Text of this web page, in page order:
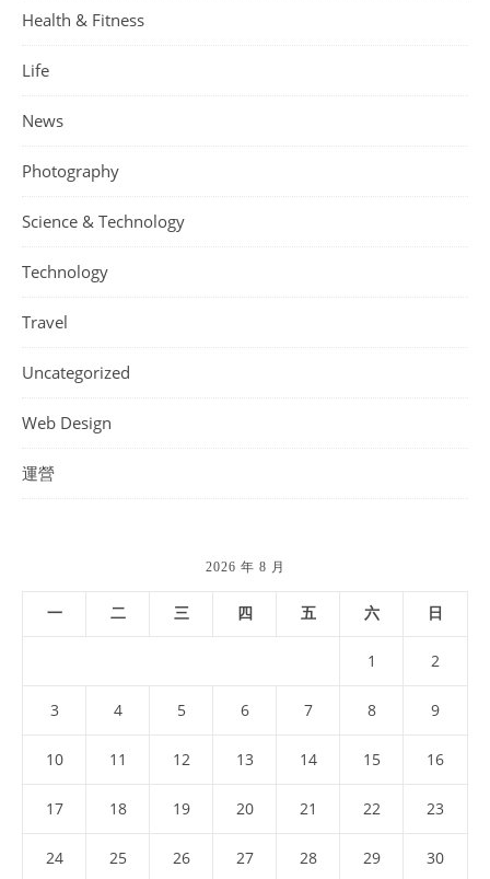
Health & Fitness
Life
News
Photography
Science & Technology
Technology
Travel
Uncategorized
Web Design
運營
2026 年 8 月
一 二 三 四 五 六 日
1 2
3 4 5 6 7 8 9
10 11 12 13 14 15 16
17 18 19 20 21 22 23
24 25 26 27 28 29 30